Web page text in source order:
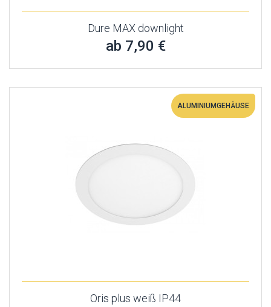
Dure MAX downlight
ab 7,90 €
ALUMINIUMGEHÄUSE
Oris plus weiß IP44